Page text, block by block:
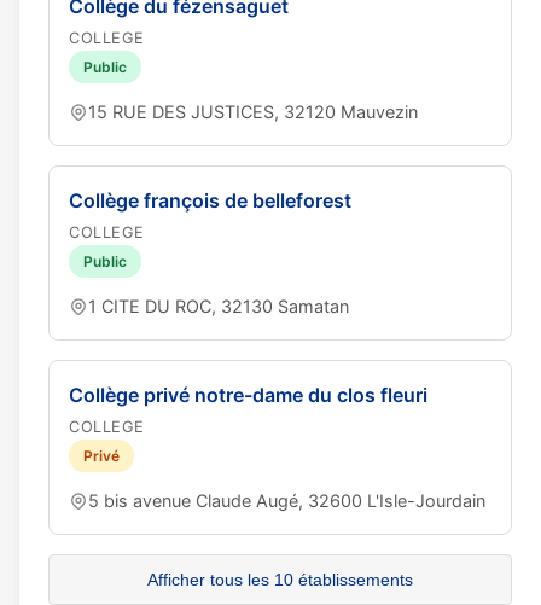
Collège du fézensaguet
COLLEGE
Public
15 RUE DES JUSTICES, 32120 Mauvezin
Collège françois de belleforest
COLLEGE
Public
1 CITE DU ROC, 32130 Samatan
Collège privé notre-dame du clos fleuri
COLLEGE
Privé
5 bis avenue Claude Augé, 32600 L'Isle-Jourdain
Afficher tous les 10 établissements